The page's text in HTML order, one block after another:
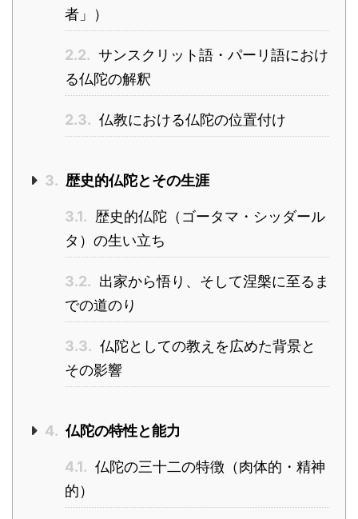
者」）
2.2. サンスクリット語・パーリ語におけ
る仏陀の解釈
2.3. 仏教における仏陀の位置付け
3. 歴史的仏陀とその生涯
3.1. 歴史的仏陀（ゴータマ・シッダール
タ）の生い立ち
3.2. 出家から悟り、そして涅槃に至るま
での道のり
3.3. 仏陀としての教えを広めた背景と
その影響
4. 仏陀の特性と能力
4.1. 仏陀の三十二の特徴（肉体的・精神
的）